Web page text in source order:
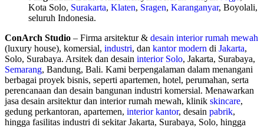
Kota Solo, Surakarta, Klaten, Sragen, Karanganyar, Boyolali,
seluruh Indonesia.
ConArch Studio – Firma arsitektur & desain interior rumah mewah
(luxury house), komersial, industri, dan kantor modern di Jakarta,
Solo, Surabaya. Arsitek dan desain interior Solo, Jakarta, Surabaya,
Semarang, Bandung, Bali. Kami berpengalaman dalam menangani
berbagai proyek bisnis, seperti apartemen, hotel, perumahan, serta
perencanaan dan desain bangunan industri komersial. Menawarkan
jasa desain arsitektur dan interior rumah mewah, klinik skincare,
gedung perkantoran, apartemen, interior kantor, desain pabrik,
hingga fasilitas industri di sekitar Jakarta, Surabaya, Solo, hingga